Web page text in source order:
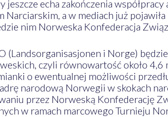
jeszcze echa zakończenia
Narciarskim, a w mediach już
nim Norweska Konfederacja
(Landsorganisasjonen i Norge)
czyli równowartość około 4,6
o ewentualnej możliwości
narodową Norwegii w skokach
przez Norweską Konfederację
w ramach marcowego Turnieju